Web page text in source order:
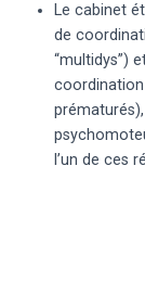
Le cabinet
de
“multidys”)
l’un de ces